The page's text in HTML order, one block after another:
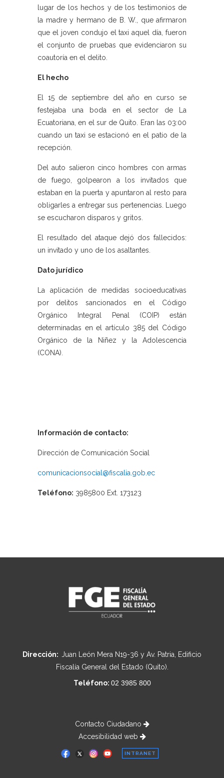
lugar de los hechos y de los testimonios de
la madre y hermano de B. W., que afirmaron
que el joven condujo el taxi aquel día, fueron
el conjunto de pruebas que evidenciaron su
coautoría en el delito.
El hecho
El 15 de septiembre del año en curso se
festejaba una boda en el sector de La
Ecuatoriana, en el sur de Quito. Eran las 03:00
cuando un taxi se estacionó en el patio de la
recepción.
Del auto salieron cinco hombres con armas
de fuego, golpearon a los invitados que
estaban en la puerta y apuntaron al resto para
obligarles a entregar sus pertenencias. Luego
se escucharon disparos y gritos.
El resultado del ataque dejó dos fallecidos:
un invitado y uno de los asaltantes.
Dato jurídico
La aplicación de medidas socioeducativas
por delitos sancionados en el Código
Orgánico Integral Penal (COIP) están
determinadas en el artículo 385 del Código
Orgánico de la Niñez y la Adolescencia
(CONA).
Información de contacto:
Dirección de Comunicación Social
comunicacionsocial@fiscalia.gob.ec
Teléfono: 3985800 Ext. 173123
Dirección: Juan León Mera N19-36 y Av. Patria, Edificio
Fiscalía General del Estado (Quito).
Teléfono: 02 3985 800
Contacto Ciudadano
Accesibilidad web
INTRANET